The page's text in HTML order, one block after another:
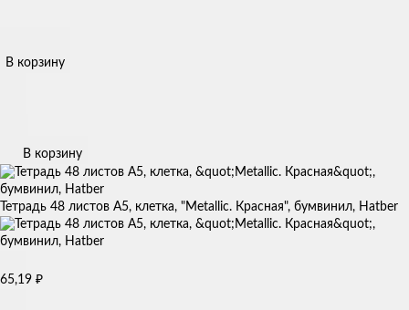
В корзину
В корзину
Тетрадь 48 листов А5, клетка, "Metallic. Красная", бумвинил, Hatber
65,19 ₽